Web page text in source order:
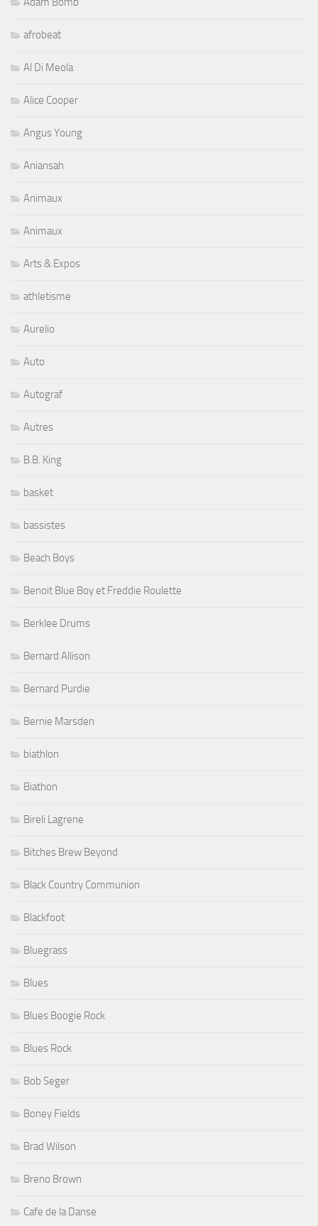
afrobeat
Al Di Meola
Alice Cooper
Angus Young
Aniansah
Animaux
Animaux
Arts & Expos
athletisme
Aurelio
Auto
Autograf
Autres
B.B. King
basket
bassistes
Beach Boys
Benoit Blue Boy et Freddie Roulette
Berklee Drums
Bernard Allison
Bernard Purdie
Bernie Marsden
biathlon
Biathon
Bireli Lagrene
Bitches Brew Beyond
Black Country Communion
Blackfoot
Bluegrass
Blues
Blues Boogie Rock
Blues Rock
Bob Seger
Boney Fields
Brad Wilson
Breno Brown
Cafe de la Danse